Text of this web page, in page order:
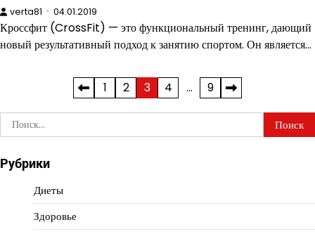
verta81 04.01.2019
Кроссфит (CrossFit) — это функциональный тренинг, дающий
новый результативный подход к занятию спортом. Он является…
Пагинация
записей
1 2 3 4 …
9
Найти:
Рубрики
Диеты
Здоровье